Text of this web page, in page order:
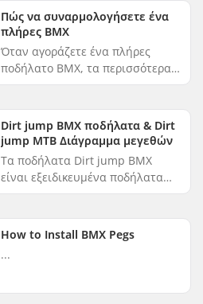
κοιτάζοντας το ύψος του χρήστη.
Το διάγρα...
Πώς να συναρμολογήσετε ένα
πλήρες BMX
Όταν αγοράζετε ένα πλήρες
ποδήλατο BMX, τα περισσότερα
μέρη είναι ήδη
να χωρέσει το ποδήλατο σε ένα
κουτί λογικού μεγέθου...
Dirt jump BMX ποδήλατα & Dirt
jump MTB Διάγραμμα μεγεθών
Τα ποδήλατα Dirt jump BMX
είναι εξειδικευμένα ποδήλατα
που έχουν σχεδιαστεί για να
καθώς και για οδήγηση εκτός
δρόμου. ...
How to Install BMX Pegs
...